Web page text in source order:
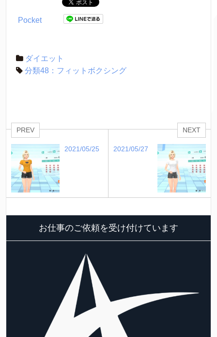
Pocket
ダイエット
分類48：フィットボクシング
PREV
2021/05/25
NEXT
2021/05/27
お仕事のご依頼を受け付けています